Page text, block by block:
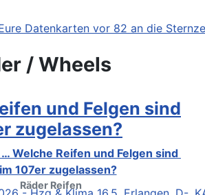
/ Wheels
und Felgen sind
zugelassen?
Räder Reifen